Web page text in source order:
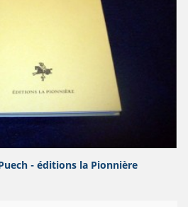
- éditions la Pionnière